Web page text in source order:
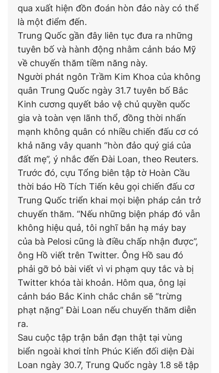
qua xuất hiện đồn đoán hòn đảo này có thể
là một điểm đến.
Trung Quốc gần đây liên tục đưa ra những
tuyên bố và hành động nhằm cảnh báo Mỹ
về chuyến thăm tiềm năng này.
Người phát ngôn Trầm Kim Khoa của không
quân Trung Quốc ngày 31.7 tuyên bố Bắc
Kinh cương quyết bảo vệ chủ quyền quốc
gia và toàn vẹn lãnh thổ, đồng thời nhấn
mạnh không quân có nhiều chiến đấu cơ có
khả năng vây quanh “hòn đảo quý giá của
đất mẹ”, ý nhắc đến Đài Loan, theo Reuters.
Trước đó, cựu Tổng biên tập tờ Hoàn Cầu
thời báo Hồ Tích Tiến kêu gọi chiến đấu cơ
Trung Quốc triển khai mọi biện pháp cản trở
chuyến thăm. “Nếu những biện pháp đó vẫn
không hiệu quả, tôi nghĩ bắn hạ máy bay
của bà Pelosi cũng là điều chấp nhận được”,
ông Hồ viết trên Twitter. Ông Hồ sau đó
phải gỡ bỏ bài viết vì vi phạm quy tắc và bị
Twitter khóa tài khoản. Hôm qua, ông lại
cảnh báo Bắc Kinh chắc chắn sẽ “trừng
phạt nặng” Đài Loan nếu chuyến thăm diễn
ra.
Sau cuộc tập trận bắn đạn thật tại vùng
biển ngoài khơi tỉnh Phúc Kiến đối diện Đài
Loan ngày 30.7, Trung Quốc ngày 1.8 sẽ tập